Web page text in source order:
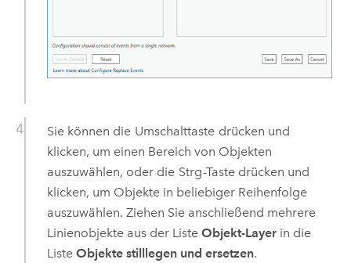
Sie können die Umschalttaste drücken und
klicken, um einen Bereich von Objekten
auszuwählen, oder die Strg-Taste drücken und
klicken, um Objekte in beliebiger Reihenfolge
auszuwählen. Ziehen Sie anschließend mehrere
Linienobjekte aus der Liste Objekt-Layerin die
Liste Objekte stilllegen und ersetzen.